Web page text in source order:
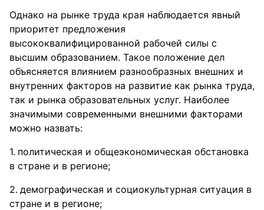
Однако на рынке труда края наблюдается явный
приоритет предложения
высококвалифицированной рабочей силы с
высшим образованием. Такое положение дел
объясняется влиянием разнообразных внешних и
внутренних факторов на развитие как рынка труда,
так и рынка образовательных услуг. Наиболее
значимыми современными внешними факторами
можно назвать:
политическая и общеэкономическая обстановка
в стране и в регионе;
демографическая и социокультурная ситуация в
стране и в регионе;